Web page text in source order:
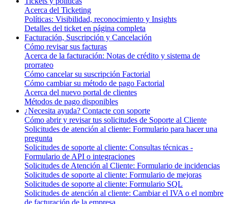
Acerca del Ticketing
Políticas: Visibilidad, reconocimiento y Insights
Detalles del ticket en página completa
Facturación, Suscripción y Cancelación
Cómo revisar sus facturas
Acerca de la facturación: Notas de crédito y sistema de
prorrateo
Cómo cancelar su suscripción Factorial
Cómo cambiar su método de pago Factorial
Acerca del nuevo portal de clientes
Métodos de pago disponibles
¿Necesita ayuda? Contacte con soporte
Cómo abrir y revisar tus solicitudes de Soporte al Cliente
Solicitudes de atención al cliente: Formulario para hacer una
pregunta
Solicitudes de soporte al cliente: Consultas técnicas -
Formulario de API o integraciones
Solicitudes de Atención al Cliente: Formulario de incidencias
Solicitudes de soporte al cliente: Formulario de mejoras
Solicitudes de soporte al cliente: Formulario SQL
Solicitudes de atención al cliente: Cambiar el IVA o el nombre
de facturación de la empresa